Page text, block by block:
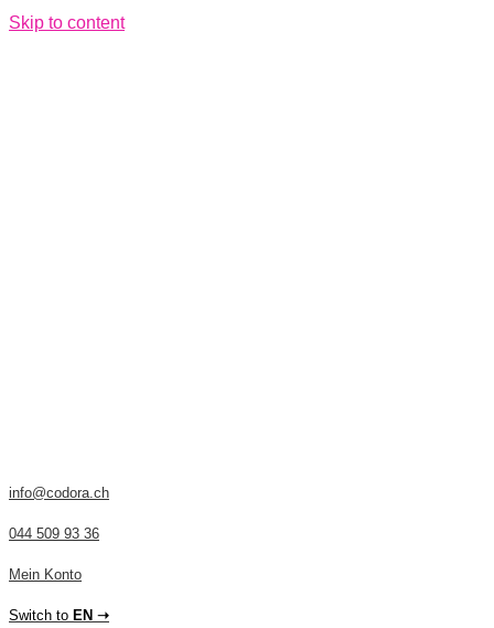
Skip to content
info@codora.ch
044 509 93 36
Mein Konto
Switch to EN ➝